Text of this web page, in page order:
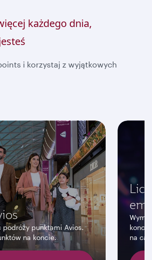
każdego dnia,
i korzystaj z wyjątkowych
podróży punktami Avios.
na koncie.
na